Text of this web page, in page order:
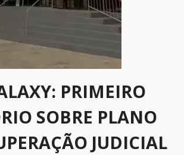
PRIMEIRO
SOBRE PLANO
JUDICIAL